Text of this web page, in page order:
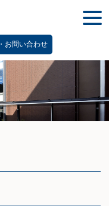
お問い合わせ